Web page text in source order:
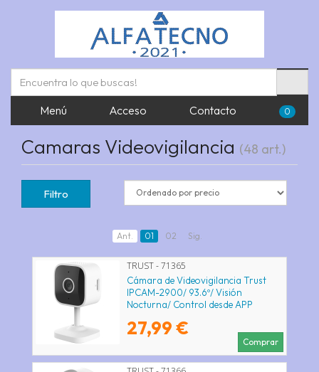
Menú Acceso Contacto 0
Camaras Videovigilancia (48 art.)
Filtro
Ant. 01 02 Sig.
TRUST - 71365
Cámara de Videovigilancia Trust
IPCAM-2900/ 93.6º/ Visión
Nocturna/ Control desde APP
27,99 €
Comprar